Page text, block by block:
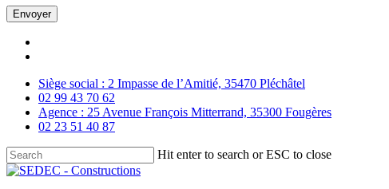
Skip
contentSiège social : 2 Impasse de l’Amitié, 35470 Pléchâtel
02 99 43 70 62
Agence : 25 Avenue François Mitterrand, 35300 Fougères
02 23 51 40 87
Hit enter to search or ESC to close
Close